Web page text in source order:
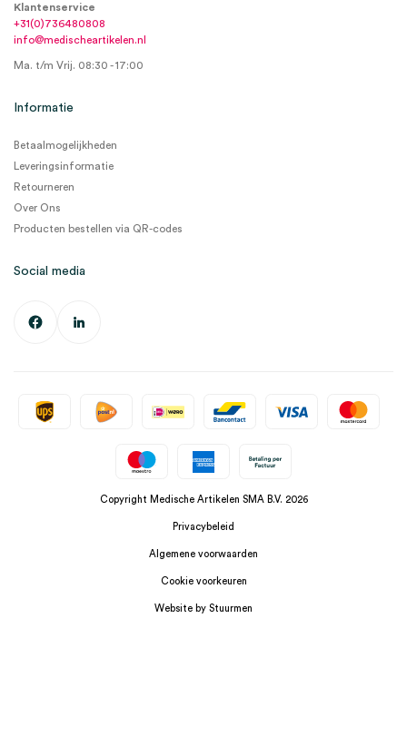
Klantenservice
+31(0)736480808
info@medischeartikelen.nl
Ma. t/m Vrij. 08:30 - 17:00
Informatie
Betaalmogelijkheden
Leveringsinformatie
Retourneren
Over Ons
Producten bestellen via QR-codes
Social media
Copyright Medische Artikelen SMA B.V. 2026
Privacybeleid
Algemene voorwaarden
Cookie voorkeuren
Website by Stuurmen